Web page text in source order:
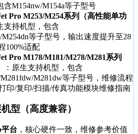
M154nw/M154a等子型号
Pro M253/M254系列（高性能单功
支持机型，包含
M254dn等子型号，输出速度提升至28
100%适配
Pro M178/M181/M278/M281系列
：原生支持机型，包含
M281dw等子型号，维修流程
印/复印/扫描/传真功能模块维修指南
型（高度兼容）
台 ，核心硬件一致，维修参考价值